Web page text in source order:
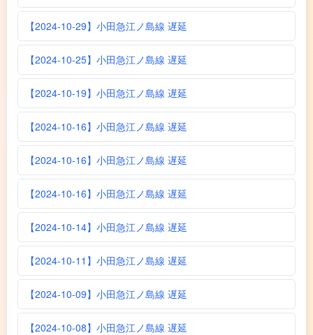
【2024-10-29】小田急江ノ島線 遅延
【2024-10-25】小田急江ノ島線 遅延
【2024-10-19】小田急江ノ島線 遅延
【2024-10-16】小田急江ノ島線 遅延
【2024-10-16】小田急江ノ島線 遅延
【2024-10-16】小田急江ノ島線 遅延
【2024-10-14】小田急江ノ島線 遅延
【2024-10-11】小田急江ノ島線 遅延
【2024-10-09】小田急江ノ島線 遅延
【2024-10-08】小田急江ノ島線 遅延